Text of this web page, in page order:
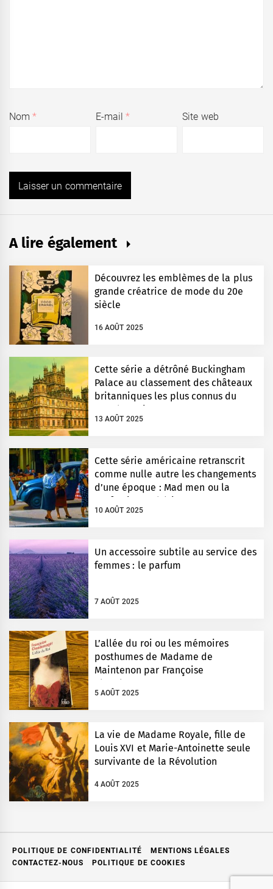
Nom* E-mail* Site web
A lire également
Découvrez les emblèmes de la plus
grande créatrice de mode du 20e
siècle
16 AOÛT 2025
Cette série a détrôné Buckingham
Palace au classement des châteaux
britanniques les plus connus du
monde entier
13 AOÛT 2025
Cette série américaine retranscrit
comme nulle autre les changements
d’une époque : Mad men ou la
perfection esthétique
10 AOÛT 2025
Un accessoire subtile au service des
femmes : le parfum
7 AOÛT 2025
L’allée du roi ou les mémoires
posthumes de Madame de
Maintenon par Françoise
Chandernagor
5 AOÛT 2025
La vie de Madame Royale, fille de
Louis XVI et Marie-Antoinette seule
survivante de la Révolution
4 AOÛT 2025
POLITIQUE DE CONFIDENTIALITÉ
MENTIONS LÉGALES
CONTACTEZ-NOUS
POLITIQUE DE COOKIES